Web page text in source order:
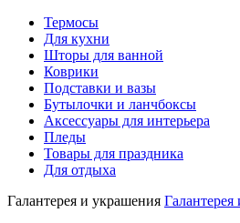
Термосы
Для кухни
Шторы для ванной
Коврики
Подставки и вазы
Бутылочки и ланчбоксы
Аксессуары для интерьера
Пледы
Товары для праздника
Для отдыха
Галантерея и украшения